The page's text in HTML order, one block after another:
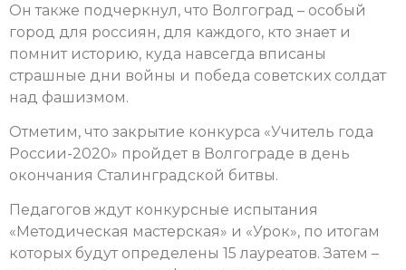
Он также подчеркнул, что Волгоград – особый
город для россиян, для каждого, кто знает и
помнит историю, куда навсегда вписаны
страшные дни войны и победа советских солдат
над фашизмом.
Отметим, что закрытие конкурса «Учитель года
России-2020» пройдет в Волгограде в день
окончания Сталинградской битвы.
Педагогов ждут конкурсные испытания
«Методическая мастерская» и «Урок», по итогам
которых будут определены 15 лауреатов. Затем –